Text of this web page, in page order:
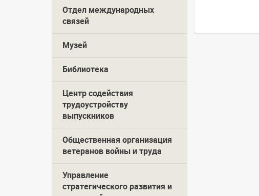
Отдел международных
связей
Музей
Библиотека
Центр содействия
трудоустройству
выпускников
Общественная организация
ветеранов войны и труда
Управление
стратегического развития и